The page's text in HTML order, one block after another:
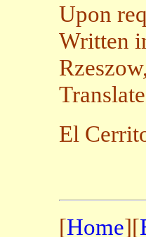
Upon
Written
El
[Home][